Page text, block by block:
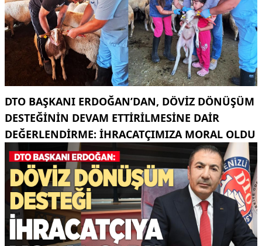
DTO BAŞKANI ERDOĞAN’DAN, DÖVIZ DÖNÜŞÜM
DESTEĞININ DEVAM ETTIRILMESINE DAIR
DEĞERLENDIRME: İHRACATÇIMIZA MORAL OLDU